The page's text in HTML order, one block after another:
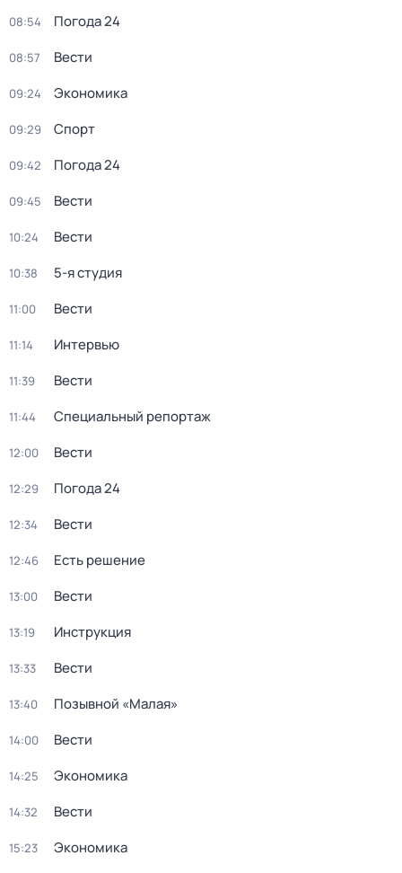
08:54 Погода 24
08:57 Вести
09:24 Экономика
09:29 Спорт
09:42 Погода 24
09:45 Вести
10:24 Вести
10:38 5-я студия
11:00 Вести
11:14 Интервью
11:39 Вести
11:44 Специальный репортаж
12:00 Вести
12:29 Погода 24
12:34 Вести
12:46 Есть решение
13:00 Вести
13:19 Инструкция
13:33 Вести
13:40 Позывной «Малая»
14:00 Вести
14:25 Экономика
14:32 Вести
15:23 Экономика